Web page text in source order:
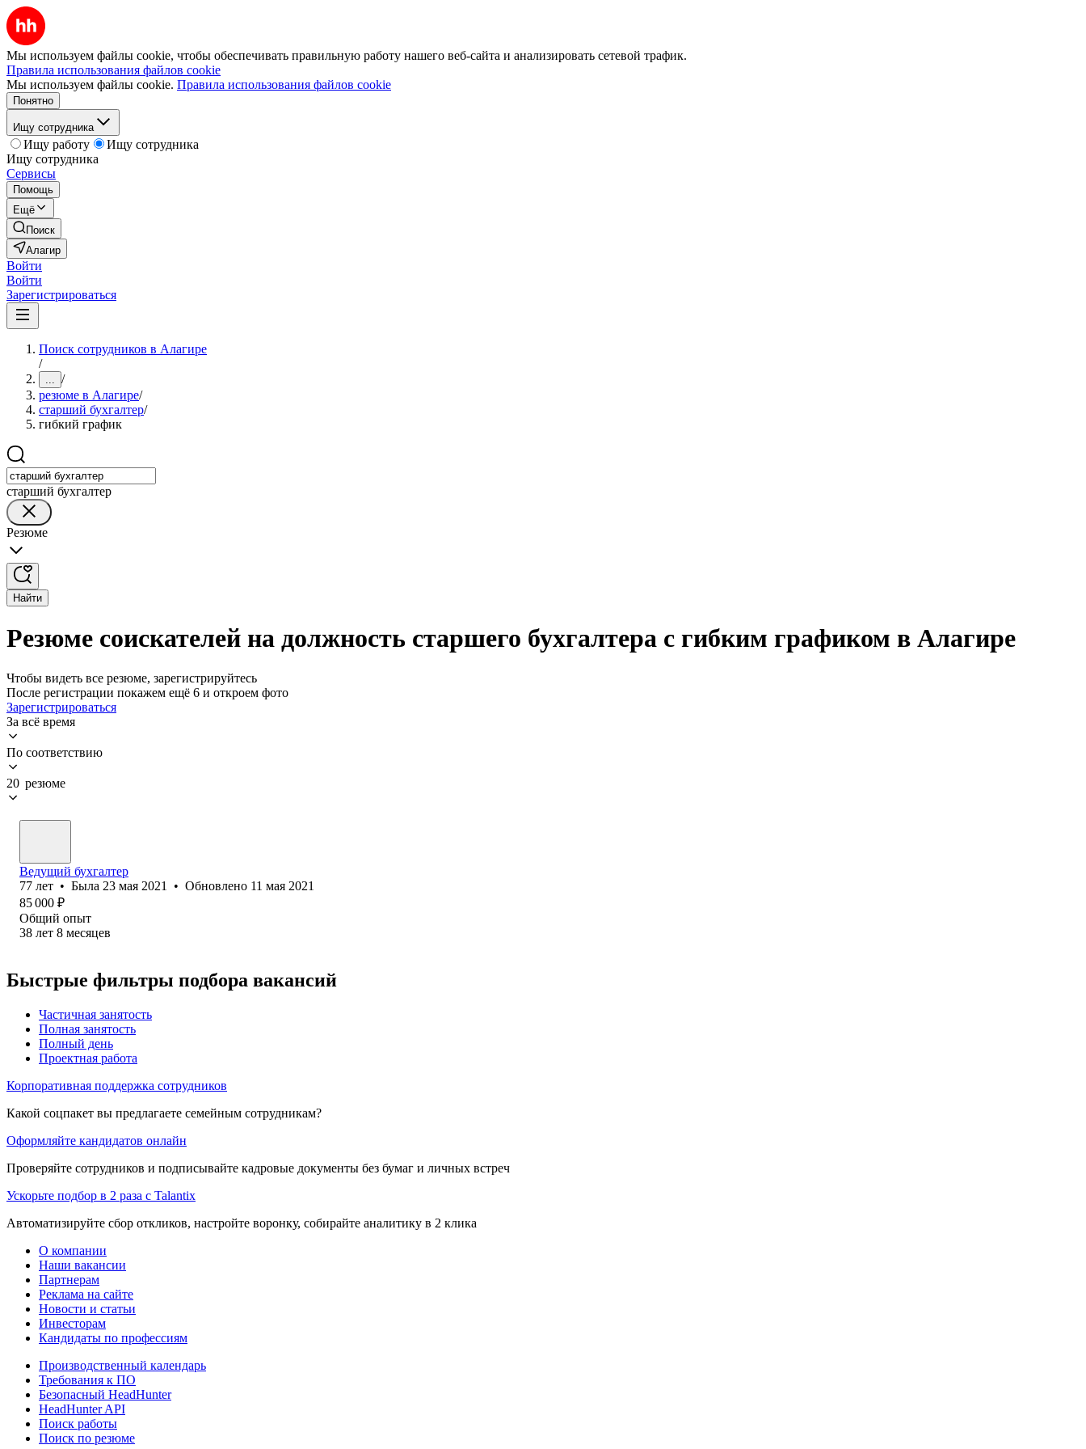
Мы используем файлы cookie, чтобы обеспечивать правильную работу нашего веб-сайта и анализировать сетевой трафик.
Правила использования файлов cookie
Мы используем файлы cookie. Правила использования файлов cookie
Понятно
Ищу сотрудника
Ищу работу
Ищу сотрудника
Ищу сотрудника
Сервисы
Помощь
Ещё
Поиск
Алагир
Войти
Войти
Зарегистрироваться
Поиск сотрудников в Алагире
/
... /
резюме в Алагире/
старший бухгалтер/
гибкий график
старший бухгалтер
Резюме
Найти
Резюме соискателей на должность старшего бухгалтера с гибким графиком в Алагире
Чтобы видеть все резюме, зарегистрируйтесь
После регистрации покажем ещё 6 и откроем фото
Зарегистрироваться
За всё время
По соответствию
20 резюме
Ведущий бухгалтер
77 лет • Была 23 мая 2021 • Обновлено 11 мая 2021
85 000 ₽
Общий опыт
38 лет 8 месяцев
Быстрые фильтры подбора вакансий
Частичная занятость
Полная занятость
Полный день
Проектная работа
Корпоративная поддержка сотрудников
Какой соцпакет вы предлагаете семейным сотрудникам?
Оформляйте кандидатов онлайн
Проверяйте сотрудников и подписывайте кадровые документы без бумаг и личных встреч
Ускорьте подбор в 2 раза с Talantix
Автоматизируйте сбор откликов, настройте воронку, собирайте аналитику в 2 клика
О компании
Наши вакансии
Партнерам
Реклама на сайте
Новости и статьи
Инвесторам
Кандидаты по профессиям
Производственный календарь
Требования к ПО
Безопасный HeadHunter
HeadHunter API
Поиск работы
Поиск по резюме